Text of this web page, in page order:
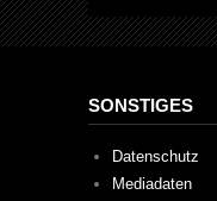
SONSTIGES
Datenschutz
Mediadaten